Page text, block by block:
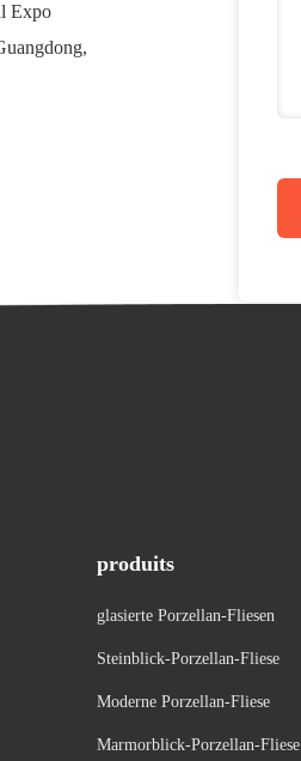
Expo
produits
glasierte Porzellan-Fliesen
Steinblick-Porzellan-Fliese
Moderne Porzellan-Fliese
Marmorblick-Porzellan-Fliese